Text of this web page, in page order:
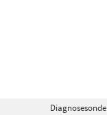
Diagnosesonde